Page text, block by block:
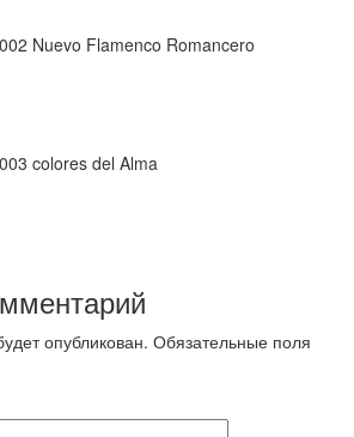
Nuevo Flamenco Romancero
colores del Alma
опубликован. Обязательные поля